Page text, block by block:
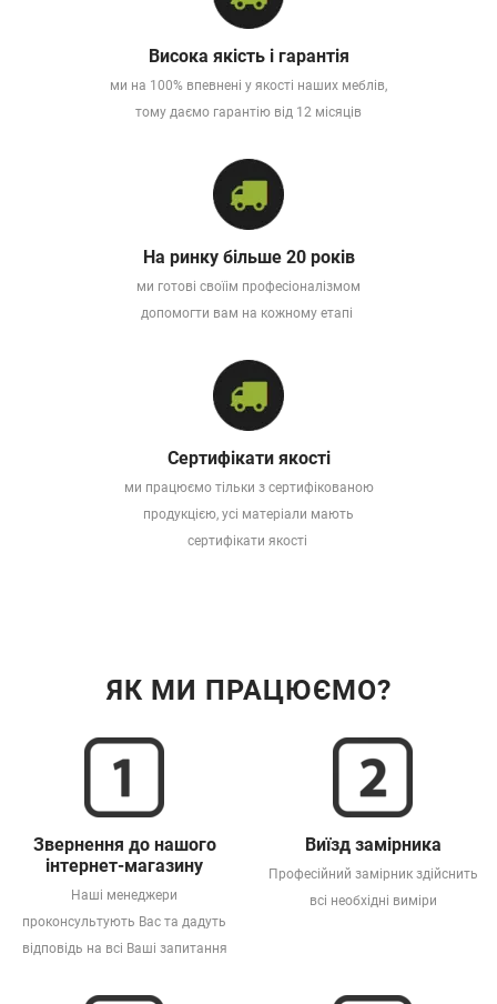
Висока якість і гарантія
ми на 100% впевнені у якості наших меблів,
тому даємо гарантію від 12 місяців
На ринку більше 20 років
ми готові своїім професіоналізмом
допомогти вам на кожному етапі
Сертифікати якості
ми працюємо тільки з сертифікованою
продукцією, усі матеріали мають
сертифікати якості
ЯК МИ ПРАЦЮЄМО?
Звернення до нашого
інтернет-магазину
Наші менеджери
проконсультують Вас та дадуть
відповідь на всі Ваші запитання
Виїзд замірника
Професійний замірник здійснить
всі необхідні виміри